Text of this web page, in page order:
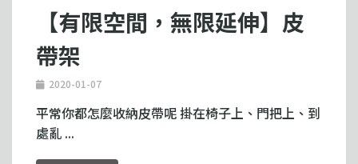
【有限空間，無限延伸】皮
帶架
2020-01-07
平常你都怎麼收納皮帶呢 掛在椅子上、門把上、到
處亂 ...